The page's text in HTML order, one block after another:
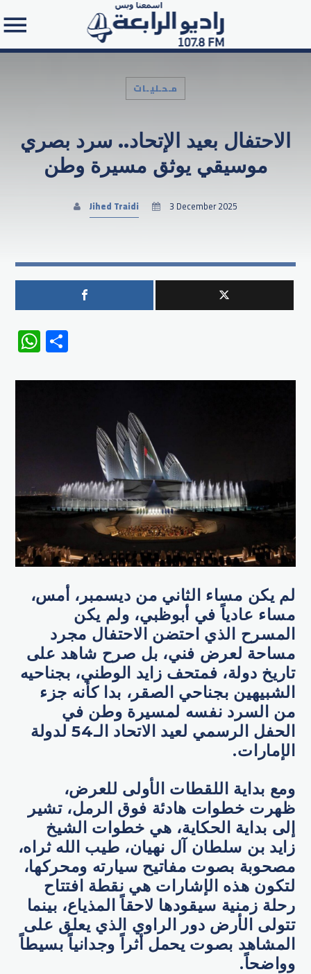
Search in the website:
مـحـليـات
الاحتفال بعيد الإتحاد.. سرد بصري
موسيقي يوثق مسيرة وطن
Jihed Traidi 3 December 2025
WhatsApp
لم يكن مساء الثاني من ديسمبر، أمس،
مساء عادياً في أبوظبي، ولم يكن
المسرح الذي احتضن الاحتفال مجرد
مساحة لعرض فني، بل صرح شاهد على
تاريخ دولة، فمتحف زايد الوطني، بجناحيه
الشبيهين بجناحي الصقر، بدا كأنه جزء
من السرد نفسه لمسيرة وطن في
الحفل الرسمي لعيد الاتحاد الـ54 لدولة
الإمارات.
ومع بداية اللقطات الأولى للعرض،
ظهرت خطوات هادئة فوق الرمل، تشير
إلى بداية الحكاية، هي خطوات الشيخ
زايد بن سلطان آل نهيان، طيب الله ثراه،
مصحوبة بصوت مفاتيح سيارته ومحركها،
لتكون هذه الإشارات هي نقطة افتتاح
رحلة زمنية سيقودها لاحقاً المذياع، بينما
تتولى الأرض دور الراوي الذي يعلق على
المشاهد بصوت يحمل أثراً وجدانياً بسيطاً
وواضحاً.